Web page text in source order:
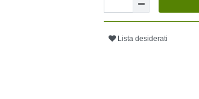
Lista desiderati